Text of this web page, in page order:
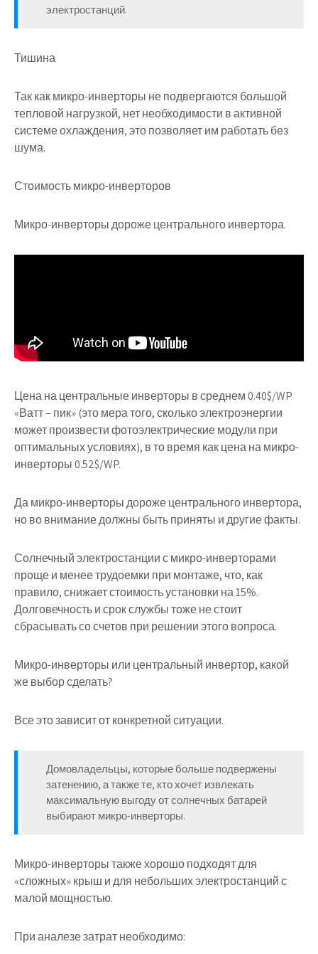
электростанций.
Тишина
Так как микро-инверторы не подвергаются большой
тепловой нагрузкой, нет необходимости в активной
системе охлаждения, это позволяет им работать без
шума.
Стоимость микро-инверторов
Микро-инверторы дороже центрального инвертора.
Цена на центральные инверторы в среднем 0.40$/WP
«Ватт – пик» (это мера того, сколько электроэнергии
может произвести фотоэлектрические модули при
оптимальных условиях), в то время как цена на микро-
инверторы 0.52$/WP.
Да микро-инверторы дороже центрального инвертора,
но во внимание должны быть приняты и другие факты.
Солнечный электростанции с микро-инверторами
проще и менее трудоемки при монтаже, что, как
правило, снижает стоимость установки на 15%.
Долговечность и срок службы тоже не стоит
сбрасывать со счетов при решении этого вопроса.
Микро-инверторы или центральный инвертор, какой
же выбор сделать?
Все это зависит от конкретной ситуации.
Домовладельцы, которые больше подвержены
затенению, а также те, кто хочет извлекать
максимальную выгоду от солнечных батарей
выбирают микро-инверторы.
Микро-инверторы также хорошо подходят для
«сложных» крыш и для небольших электростанций с
малой мощностью.
При аналезе затрат необходимо: